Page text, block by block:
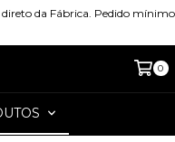
direto da Fábrica. Pedido mínimo
0